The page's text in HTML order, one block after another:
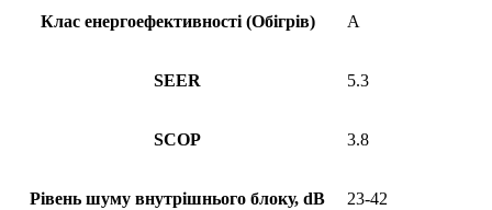
Клас енергоефективності (Обігрів) A
SEER 5.3
SCOP 3.8
Рівень шуму внутрішнього блоку, dB 23-42